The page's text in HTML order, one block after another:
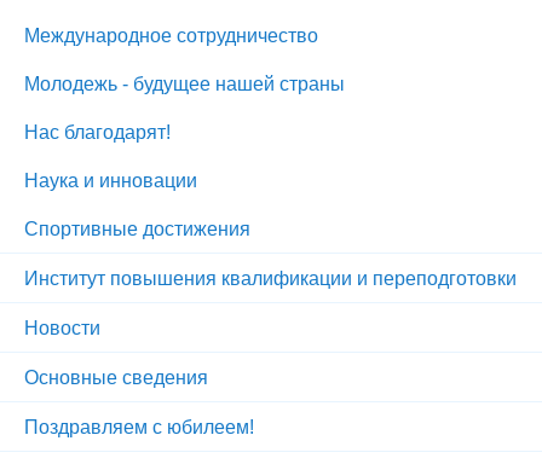
Международное сотрудничество
Молодежь - будущее нашей страны
Нас благодарят!
Наука и инновации
Спортивные достижения
Институт повышения квалификации и переподготовки
Новости
Основные сведения
Поздравляем с юбилеем!